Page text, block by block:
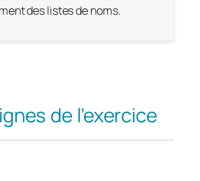
des listes de noms.
de l’exercice